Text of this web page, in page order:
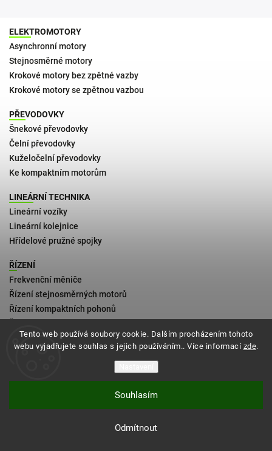
Tento web používá soubory cookie. Dalším procházením tohoto
webu vyjadřujete souhlas s jejich používáním.. Více informací zde.
Odmítnout
Souhlasím
ELEKTROMOTORY
Asynchronní motory
Stejnosměrné motory
Krokové motory bez zpětné vazby
Krokové motory se zpětnou vazbou
PŘEVODOVKY
Šnekové převodovky
Čelní převodovky
Kuželočelní převodovky
Ke kompaktním motorům
LINEÁRNÍ TECHNIKA
Lineární vozíky
Lineární kolejnice
Hřídelové pružné spojky
ŘÍZENÍ
Frekvenční měniče
Řízení stejnosměrných motorů
Řízení kompaktních pohonů
Kontakt